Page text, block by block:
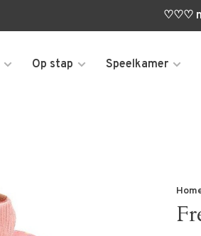
♡♡♡
Op stap Speelkamer